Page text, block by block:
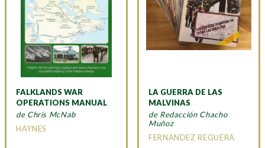
FALKLANDS WAR
OPERATIONS MANUAL
de Chris McNab
HAYNES
LA GUERRA DE LAS
MALVINAS
de Redacción Chacho
Muñoz
FERNANDEZ REGUERA